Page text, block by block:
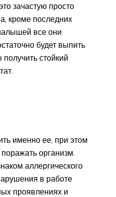
зачастую просто
кроме последних
все они
будет выпить
стойкий
именно ее, при этом
организм.
аллергического
в работе
проявлениях и